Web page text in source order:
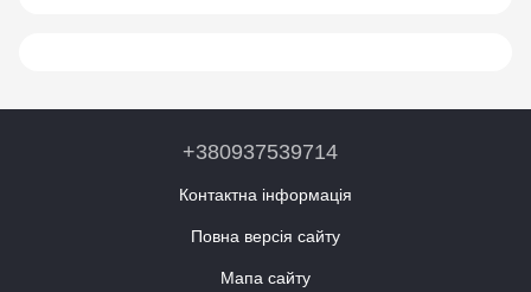
+380937539714
Контактна інформація
Повна версія сайту
Мапа сайту